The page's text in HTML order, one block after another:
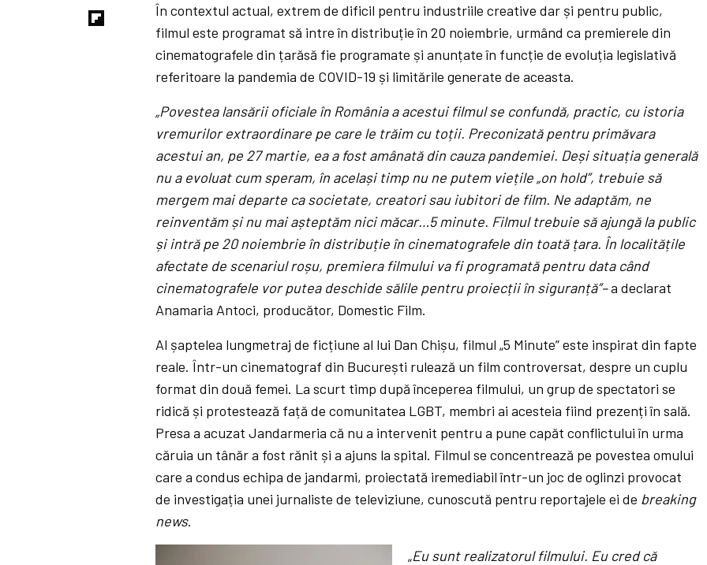
În contextul actual, extrem de dificil pentru industriile creative dar și pentru public,
filmul este programat să intre în distribuție în 20 noiembrie, urmând ca premierele din
cinematografele din țarăsă fie programate și anunțate în funcție de evoluția legislativă
referitoare la pandemia de COVID-19 și limitările generate de aceasta.
„Povestea lansării oficiale în România a acestui filmul se confundă, practic, cu istoria
vremurilor extraordinare pe care le trăim cu toții. Preconizată pentru primăvara
acestui an, pe 27 martie, ea a fost amânată din cauza pandemiei. Deși situația generală
nu a evoluat cum speram, în același timp nu ne putem viețile „on hold”, trebuie să
mergem mai departe ca societate, creatori sau iubitori de film. Ne adaptăm, ne
reinventăm și nu mai așteptăm nici măcar…5 minute. Filmul trebuie să ajungă la public
și intră pe 20 noiembrie în distribuție în cinematografele din toată țara. În localitățile
afectate de scenariul roșu, premiera filmului va fi programată pentru data când
cinematografele vor putea deschide sălile pentru proiecții în siguranță”–a declarat
Anamaria Antoci, producător, Domestic Film.
Al șaptelea lungmetraj de ficțiune al lui Dan Chișu, filmul „5 Minute” este inspirat din fapte
reale. Într-un cinematograf din București rulează un film controversat, despre un cuplu
format din două femei. La scurt timp după începerea filmului, un grup de spectatori se
ridică și protestează față de comunitatea LGBT, membri ai acesteia fiind prezenți în sală.
Presa a acuzat Jandarmeria că nu a intervenit pentru a pune capăt conflictului în urma
căruia un tânăr a fost rănit și a ajuns la spital. Filmul se concentrează pe povestea omului
care a condus echipa de jandarmi, proiectată iremediabil într-un joc de oglinzi provocat
de investigația unei jurnaliste de televiziune, cunoscută pentru reportajele ei de breaking
news.
„Eu sunt realizatorul filmului. Eu cred că